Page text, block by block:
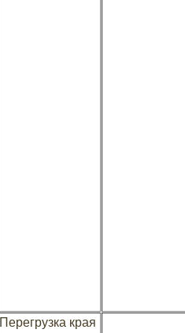
Перегрузка края